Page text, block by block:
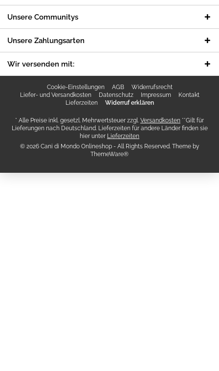
Unsere Communitys
Unsere Zahlungsarten
Wir versenden mit:
Cookie-Einstellungen AGB
Widerrufsrecht
Liefer- und Versandkosten
Datenschutz Impressum
Kontakt
Lieferzeiten
Widerruf erklären
* Alle Preise inkl. gesetzl. Mehrwertsteuer zzgl. Versandkosten **Gilt für
Lieferungen nach Deutschland. Lieferzeiten für andere Länder finden sie
hier unter Lieferzeiten
© 2026 Cani di Mondo Onlineshop - All Rights Reserved. Theme by
ThemeWare®